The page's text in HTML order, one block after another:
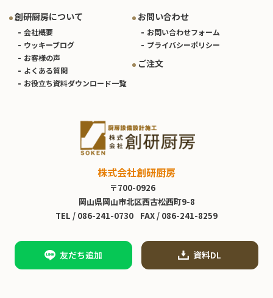
創研厨房について
会社概要
ウッキーブログ
お客様の声
よくある質問
お役立ち資料ダウンロード一覧
お問い合わせ
お問い合わせフォーム
プライバシーポリシー
ご注文
株式会社創研厨房
〒700-0926
岡山県岡山市北区西古松西町9-8
TEL / 086-241-0730 FAX / 086-241-8259
友だち追加 資料DL